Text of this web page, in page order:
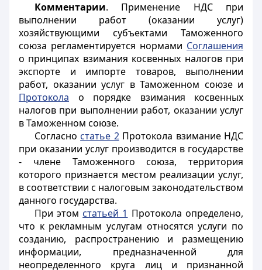
Комментарии. Применение НДС при
выполнении работ (оказании услуг)
хозяйствующими субъектами Таможенного
союза регламентируется нормами Соглашения
о принципах взимания косвенных налогов при
экспорте и импорте товаров, выполнении
работ, оказании услуг в Таможенном союзе и
Протокола о порядке взимания косвенных
налогов при выполнении работ, оказании услуг
в Таможенном союзе.
Согласно статье 2Протокола взимание НДС
при оказании услуг производится в государстве
- члене Таможенного союза, территория
которого признается местом реализации услуг,
в соответствии с налоговым законодательством
данного государства.
При этом статьей 1 Протокола определено,
что к рекламным услугам относятся услуги по
созданию, распространению и размещению
информации, предназначенной для
неопределенного круга лиц и признанной